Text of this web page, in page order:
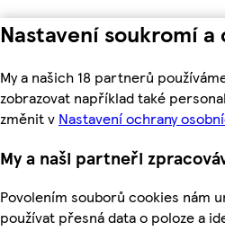
Nastavení soukromí a
My a našich 18 partnerů
zobrazovat například také
změnit v Nastavení ochrany
My a naši partneři
Povolením souborů cookies nám
používat přesná data o poloze a